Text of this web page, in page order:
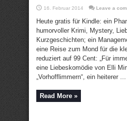
16. Februar 2014 Leave a
Heute gratis für Kindle: ein
humorvoller Krimi, Mystery,
Kurzgeschichten; ein
eine Reise zum Mond für die
reduziert auf 99 Cent: „Für
eine Liebeskomödie von Elli
„Vorhofflimmern“, ein heiterer ...
Read More »